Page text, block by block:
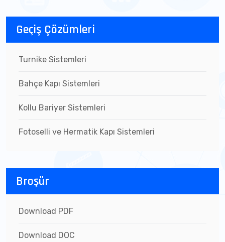
Geçiş Çözümleri
Turnike Sistemleri
Bahçe Kapı Sistemleri
Kollu Bariyer Sistemleri
Fotoselli ve Hermatik Kapı Sistemleri
Broşür
Download PDF
Download DOC